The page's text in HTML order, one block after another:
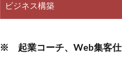
ビジネス構築
※ 起業コーチ、Web集客仕